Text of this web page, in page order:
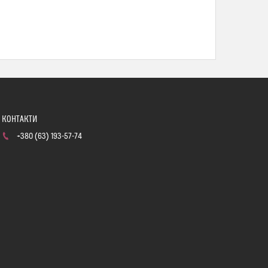
+380 (63) 193-57-74